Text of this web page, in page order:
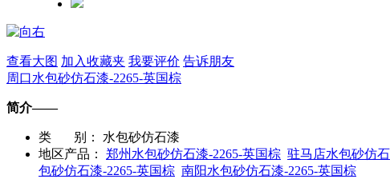
查看大图 加入收藏夹 我要评价 告诉朋友
周口水包砂仿石漆-2265-英国棕
简介——
类 别：
水包砂仿石漆
地区产品：
郑州水包砂仿石漆-2265-英国棕 驻马店水包砂仿
包砂仿石漆-2265-英国棕 南阳水包砂仿石漆-2265-英国棕